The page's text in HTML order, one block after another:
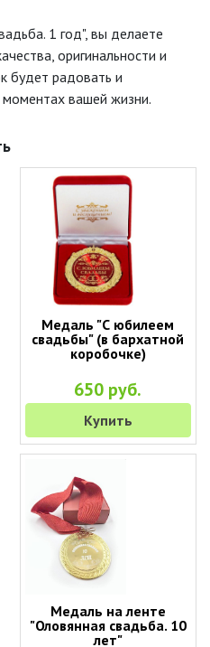
1 год", вы делаете
оригинальности и
будет радовать и
вашей жизни.
Медаль "С юбилеем
свадьбы" (в бархатной
коробочке)
650 руб.
Купить
Медаль на ленте
"Оловянная свадьба. 10
лет"